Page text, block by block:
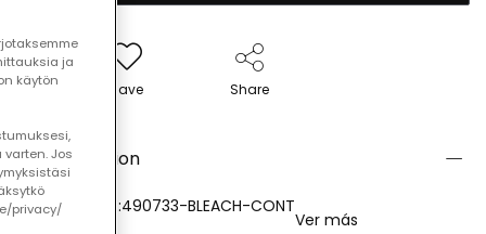
Save Share
Description
REFERENCE:490733-BLEACH-CONT
Ver más
ja
käytön
Jos
privacy/